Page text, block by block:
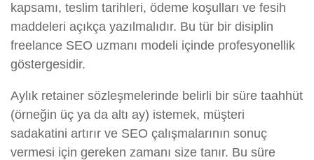
kapsamı, teslim tarihleri, ödeme koşulları ve fesih
maddeleri açıkça yazılmalıdır. Bu tür bir disiplin
freelance SEO uzmanı modeli içinde profesyonellik
göstergesidir.
Aylık retainer sözleşmelerinde belirli bir süre taahhüt
(örneğin üç ya da altı ay) istemek, müşteri
sadakatini artırır ve SEO çalışmalarının sonuç
vermesi için gereken zamanı size tanır. Bu süre